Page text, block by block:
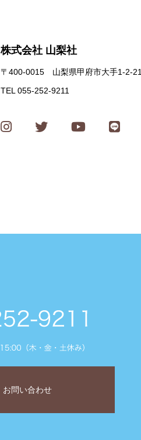
株式会社 山梨社
〒400-0015 山梨県甲府市大手1-2-21
TEL 055-252-9211
お問い合わせ